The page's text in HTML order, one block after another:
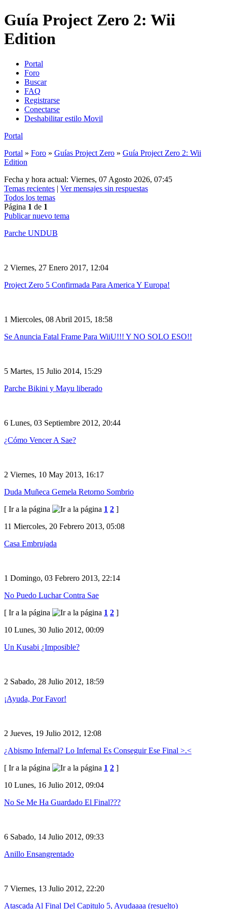
Guía Project Zero 2: Wii
Edition
Portal
Foro
Buscar
FAQ
Registrarse
Conectarse
Deshabilitar estilo Movil
Portal
Portal » Foro » Guías Project Zero » Guía Project Zero 2: Wii
Edition
Fecha y hora actual: Viernes, 07 Agosto 2026, 07:45
Temas recientes | Ver mensajes sin respuestas
Todos los temas
Página 1 de 1
Publicar nuevo tema
Parche UNDUB
2 Viernes, 27 Enero 2017, 12:04
Project Zero 5 Confirmada Para America Y Europa!
1 Miercoles, 08 Abril 2015, 18:58
Se Anuncia Fatal Frame Para WiiU!!! Y NO SOLO ESO!!
5 Martes, 15 Julio 2014, 15:29
Parche Bikini y Mayu liberado
6 Lunes, 03 Septiembre 2012, 20:44
¿Cómo Vencer A Sae?
2 Viernes, 10 May 2013, 16:17
Duda Muñeca Gemela Retorno Sombrio
[ Ir a la página
1 2 ]
11 Miercoles, 20 Febrero 2013, 05:08
Casa Embrujada
1 Domingo, 03 Febrero 2013, 22:14
No Puedo Luchar Contra Sae
[ Ir a la página
1 2 ]
10 Lunes, 30 Julio 2012, 00:09
Un Kusabi ¿Imposible?
2 Sabado, 28 Julio 2012, 18:59
¡Ayuda, Por Favor!
2 Jueves, 19 Julio 2012, 12:08
¿Abismo Infernal? Lo Infernal Es Conseguir Ese Final >.<
[ Ir a la página
1 2 ]
10 Lunes, 16 Julio 2012, 09:04
No Se Me Ha Guardado El Final???
6 Sabado, 14 Julio 2012, 09:33
Anillo Ensangrentado
7 Viernes, 13 Julio 2012, 22:20
Atascada Al Final Del Capitulo 5, Ayudaaaa (resuelto)